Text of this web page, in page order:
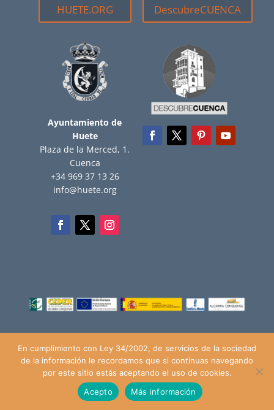
HUETE.ORG
Ayuntamiento de
Huete
Plaza de la Merced, 1.
Cuenca
+34 969 37 13 26
info@huete.org
DescubreCUENCA
© Ayuntamiento de Huete (2018), todos los derechos reservados |
Aviso Legal
Política de Privacidad|Política de Cookies
En cumplimiento con Ley 34/2002, de servicios de la sociedad
de la información le recordamos que si continuas navegando
por este sitio estás aceptando el uso de cookies.
Acepto
Más información